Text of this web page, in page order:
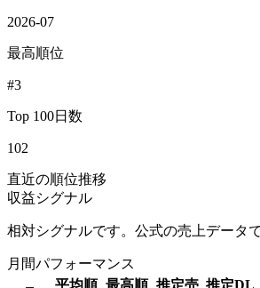
2026-07
最高順位
#3
Top 100日数
102
直近の順位推移
収益シグナル
相対シグナルです。公式の売上データ
月間パフォーマンス
平均順 最高順 推定売 推定DL